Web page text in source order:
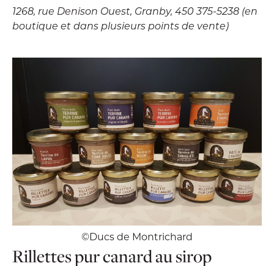
1268, rue Denison Ouest, Granby, 450 375-5238 (en
boutique et dans plusieurs points de vente)
©Ducs de Montrichard
Rillettes pur canard au sirop